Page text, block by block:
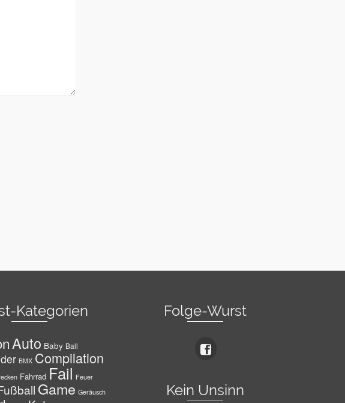
Kategorien
Auto Baby Ball
BMX Compilation
Fahrrad Fail Feuer
Game Geräusch
Folge-Wurst
Kein Unsinn